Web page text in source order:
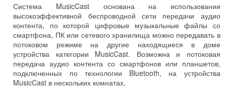
Система MusicCast основана на использовании
высокоэффективной беспроводной сети передачи аудио
контента, по которой цифровые музыкальные файлы со
смартфона, ПК или сетевого хранилища можно передавать в
потоковом режиме на другие находящиеся в доме
устройства категории MusicCast. Возможна и потоковая
передача аудио контента со смартфонов или планшетов,
подключенных по технологии Bluetooth, на устройства
MusicCast в нескольких комнатах.